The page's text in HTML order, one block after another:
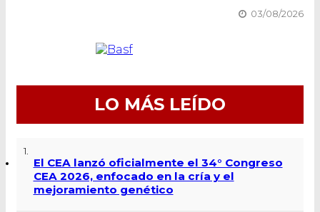
03/08/2026
LO MÁS LEÍDO
1.
El CEA lanzó oficialmente el 34° Congreso
CEA 2026, enfocado en la cría y el
mejoramiento genético